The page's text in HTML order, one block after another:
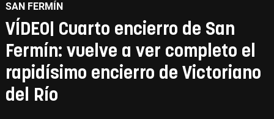
SAN FERMÍN
VÍDEO| Cuarto encierro de San
Fermín: vuelve a ver completo el
rapidísimo encierro de Victoriano
del Río